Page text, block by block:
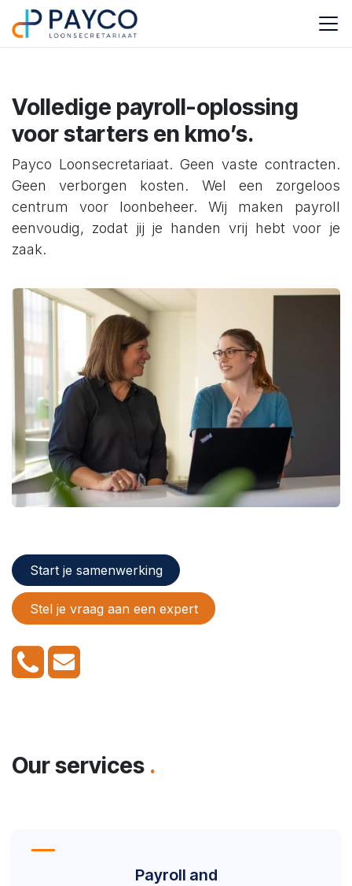
Skip to Content
Start je samenwerking
Stel je vraag aan een expert
Volledige payroll-oplossing
voor starters en kmo’s.
Payco Loonsecretariaat. Geen vaste contracten.
Geen verborgen kosten. Wel een zorgeloos
centrum voor loonbeheer. Wij maken payroll
eenvoudig, zodat jij je handen vrij hebt voor je
zaak.
Our services .
Payroll and